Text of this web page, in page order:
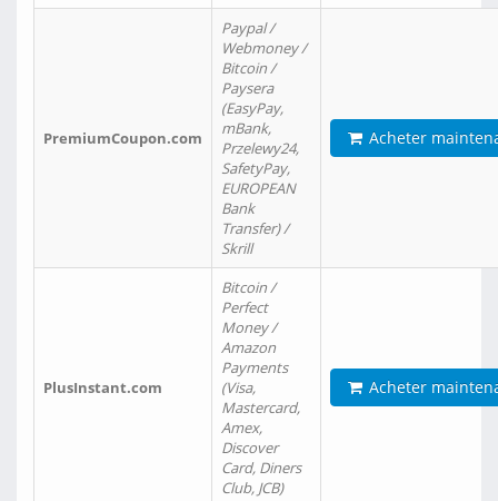
PremiumCoupon.com
Paypal /
Webmoney /
Bitcoin /
Paysera
(EasyPay,
mBank,
Przelewy24,
SafetyPay,
EUROPEAN
Bank
Transfer) /
Skrill
Acheter
PlusInstant.com
Bitcoin /
Perfect
Money /
Amazon
Payments
(Visa,
Mastercard,
Amex,
Discover
Card, Diners
Club, JCB)
Acheter